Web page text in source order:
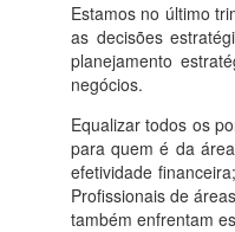
Estamos no último
as decisões
planejamento
negócios.
Equalizar todos os
para quem é da
efetividade
Profissionais de
também enfrentam